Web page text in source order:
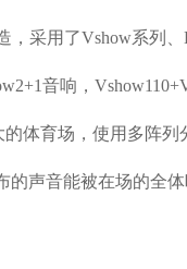
，采用了Vshow系列、
音响，
体育场，使用多阵列
声音能被在场的全体